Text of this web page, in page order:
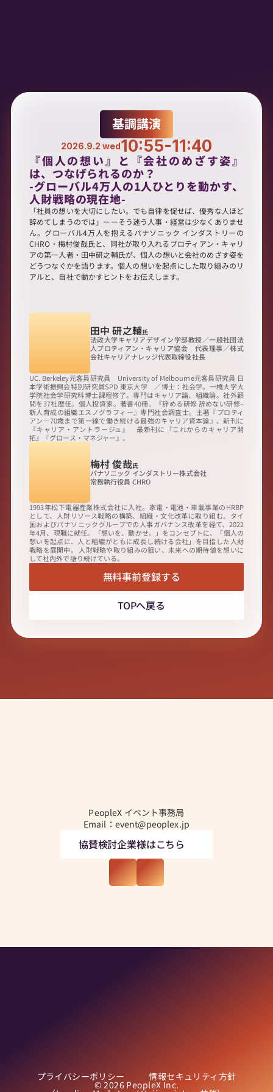
協賛検討企業様はこちら
基調講演
2026.9.2 wed10:55-11:40
『個人の想い』と『会社のめざす姿』
は、つなげられるのか？
-グローバル4万人の1人ひとりを動かす、
人財戦略の現在地-
「社員の想いを大切にしたい。でも自律を促せば、優秀な人ほど
辞めてしまうのでは」ーーそう迷う人事・経営は少なくありませ
ん。グローバル4万人を抱えるパナソニック インダストリーの
CHRO・梅村俊哉氏と、同社が取り入れるプロティアン・キャリ
アの第一人者・田中研之輔氏が、個人の想いと会社のめざす姿を
どうつなぐかを語ります。個人の想いを起点にした取り組みのリ
アルと、自社で動かすヒントをお伝えします。
SPEAKER
田中 研之輔氏
法政大学キャリアデザイン学部教授／一般社団法
人プロティアン・キャリア協会　代表理事／株式
会社キャリアナレッジ代表取締役社長
UC. Berkeley元客員研究員　University of Melbourne元客員研究員 日
本学術振興会特別研究員SPD 東京大学　／博士：社会学。一橋大学大
学院社会学研究科博士課程修了。専門はキャリア論、組織論。社外顧
問を37社歴任。個人投資家。著書40冊。『辞める研修 辞めない研修–
新人育成の組織エスノグラフィー』専門社会調査士。主著『プロティ
アン―70歳まで第一線で働き続ける最強のキャリア資本論』。新刊に
『キャリア・アントラージュ』　最新刊に『これからのキャリア開
拓』『グロース・マネジャー』。
梅村 俊哉氏
パナソニック インダストリー株式会社
常務執行役員 CHRO
1993年松下電器産業株式会社に入社。家電・電池・車載事業のHRBP
として、人財リソース戦略の構築、組織・文化改革に取り組む。タイ
国およびパナソニックグループでの人事ガバナンス改革を経て、2022
年4月、現職に就任。「想いを、動かせ。」をコンセプトに、「個人の
想いを起点に、人と組織がともに成長し続ける会社」を目指した人財
戦略を展開中。 人財戦略や取り組みの狙い、未来への期待値を想いに
して社内外で語り続けている。
TOPへ戻る
無料事前登録する
PeopleX イベント事務局
Email：event@peoplex.jp
協賛検討企業様はこちら
プライバシーポリシー 情報セキュリティ方針
© 2026 PeopleX Inc.